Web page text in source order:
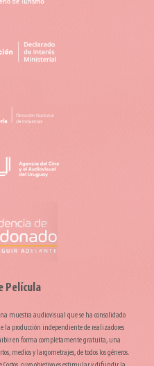
Película
muestra audiovisual que se ha consolidado
la producción independiente de realizadores
en forma completamente gratuita, una
medios y largometrajes, de todos los géneros.